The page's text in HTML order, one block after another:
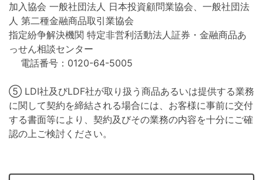
加入協会 一般社団法人 日本投資顧問業協会、一般社団法
人 第二種金融商品取引業協会
指定紛争解決機関 特定非営利活動法人証券・金融商品あ
っせん相談センター
電話番号：0120-64-5005
⑤ LDI社及びLDF社が取り扱う商品あるいは提供する業務
に関して契約を締結される場合には、お客様に事前に交付
する書面等により、契約及びその業務の内容を十分にご確
認の上ご検討ください。